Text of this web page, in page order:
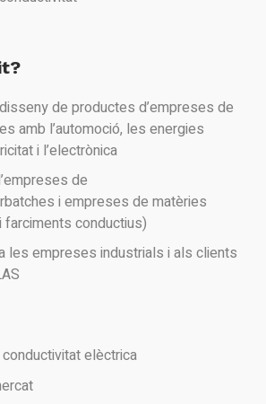
de productes d’empreses de
amb l’automoció, les energies
i l’electrònica
de
i empreses de matèries
conductius)
les empreses industrials i als clients
elèctrica